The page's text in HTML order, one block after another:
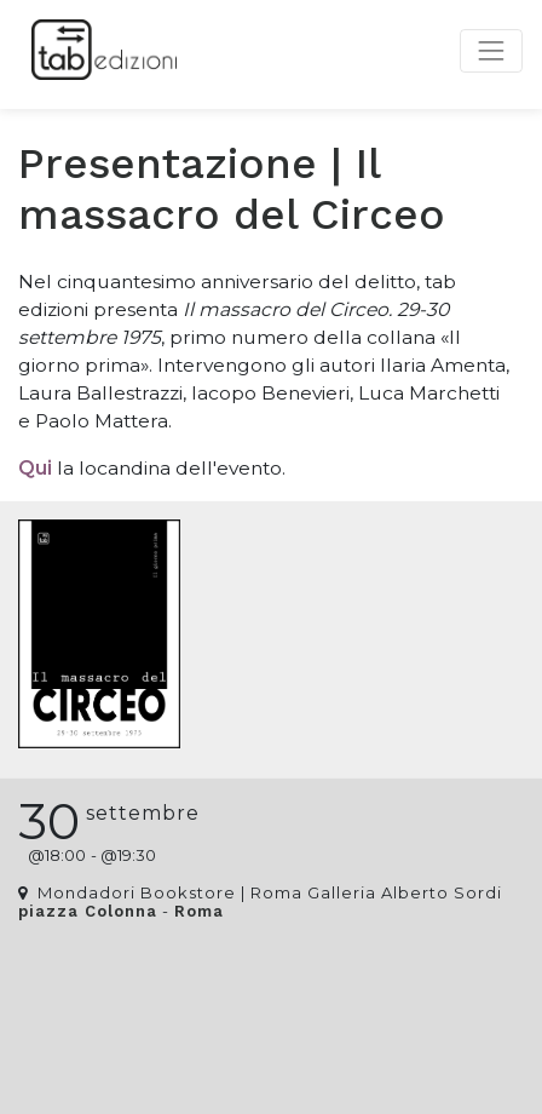
Presentazione | Il
massacro del Circeo
Nel cinquantesimo anniversario del delitto, tab
edizioni presenta Il massacro del Circeo. 29-30
settembre 1975, primo numero della collana «Il
giorno prima». Intervengono gli autori Ilaria Amenta,
Laura Ballestrazzi, Iacopo Benevieri, Luca Marchetti
e Paolo Mattera.
Qui la locandina dell'evento.
30 settembre
@18:00 - @19:30
Mondadori Bookstore | Roma Galleria Alberto Sordi
piazza Colonna - Roma